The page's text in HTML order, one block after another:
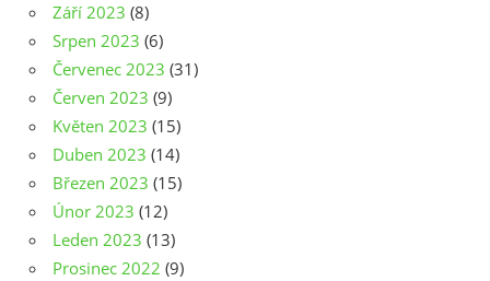
Září 2023 (8)
Srpen 2023 (6)
Červenec 2023 (31)
Červen 2023 (9)
Květen 2023 (15)
Duben 2023 (14)
Březen 2023 (15)
Únor 2023 (12)
Leden 2023 (13)
Prosinec 2022 (9)